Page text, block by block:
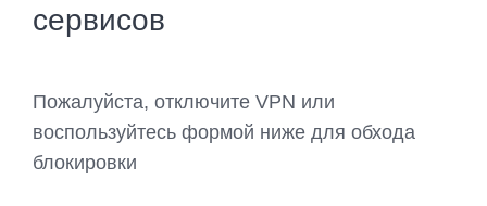
сервисов
Пожалуйста, отключите VPN или
воспользуйтесь формой ниже для обхода
блокировки